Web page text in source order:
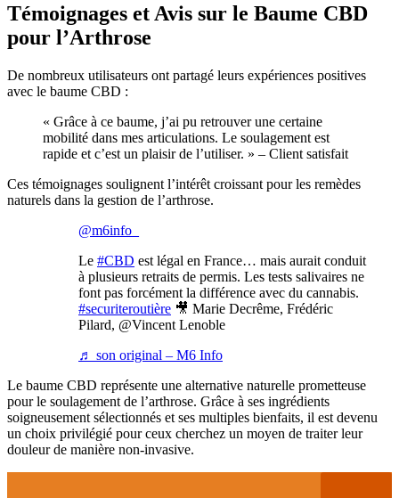
Témoignages et Avis sur le Baume CBD
pour l’Arthrose
De nombreux utilisateurs ont partagé leurs expériences positives
avec le baume CBD :
« Grâce à ce baume, j’ai pu retrouver une certaine
mobilité dans mes articulations. Le soulagement est
rapide et c’est un plaisir de l’utiliser. » – Client satisfait
Ces témoignages soulignent l’intérêt croissant pour les remèdes
naturels dans la gestion de l’arthrose.
@m6info_
Le #CBD est légal en France… mais aurait conduit
à plusieurs retraits de permis. Les tests salivaires ne
font pas forcément la différence avec du cannabis.
#securiteroutière 🎥 Marie Decrême, Frédéric
Pilard, @Vincent Lenoble
♬ son original – M6 Info
Le baume CBD représente une alternative naturelle prometteuse
pour le soulagement de l’arthrose. Grâce à ses ingrédients
soigneusement sélectionnés et ses multiples bienfaits, il est devenu
un choix privilégié pour ceux cherchez un moyen de traiter leur
douleur de manière non-invasive.